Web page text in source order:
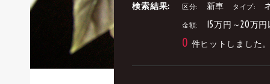
検索結果: 区分: 新車 タイプ:
金額: 15万円～20万
0 件ヒットしました。